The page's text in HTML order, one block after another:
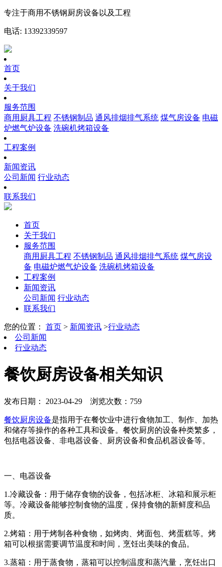
专注于商用不锈钢厨房设备以及工程
电话: 13392339597
首页
关于我们
服务范围
商用厨具工程 不锈钢制品 通风排烟排气系统 煤气房设备 电磁
炉燃气炉设备 洗碗机烤箱设备
工程案例
新闻资讯
公司新闻 行业动态
联系我们
首页
关于我们
服务范围
商用厨具工程 不锈钢制品 通风排烟排气系统 煤气房设
备 电磁炉燃气炉设备 洗碗机烤箱设备
工程案例
新闻资讯
公司新闻 行业动态
联系我们
您的位置： 首页 > 新闻资讯 >行业动态
公司新闻
行业动态
餐饮厨房设备相关知识
发布日期： 2023-04-29 浏览次数：759
餐饮厨房设备是指用于在餐饮业中进行食物加工、制作、加热
和储存等操作的各种工具和设备。餐饮厨房的设备种类繁多，
包括电器设备、非电器设备、厨房设备和食品机器设备等。
一、电器设备
1.冷藏设备：用于储存食物的设备，包括冰柜、冰箱和展示柜
等。冷藏设备能够控制食物的温度，保持食物的新鲜度和品
质。
2.烤箱：用于烤制各种食物，如烤肉、烤面包、烤蛋糕等。烤
箱可以根据需要调节温度和时间，烹饪出美味的食品。
3.蒸箱：用于蒸食物，蒸箱可以控制温度和蒸汽量，烹饪出口